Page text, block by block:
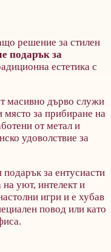
решение за стилен
подарък за
естетика с
масивно дърво служи
за прибиране на
от метал и
удоволствие за
за ентусиасти
уют, интелект и
игри и е хубав
повод или като